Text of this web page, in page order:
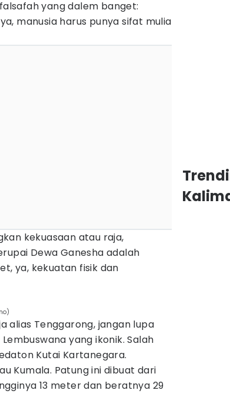
yang dalem banget:
manusia harus punya sifat mulia
kekuasaan atau raja,
Dewa Ganesha adalah
ya, kekuatan fisik dan
alias Tenggarong, jangan lupa
yang ikonik. Salah
Kutai Kartanegara.
Kumala. Patung ini dibuat dari
13 meter dan beratnya 29